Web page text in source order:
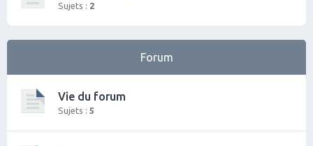
Sujets : 2
Forum
Vie du forum
Sujets : 5